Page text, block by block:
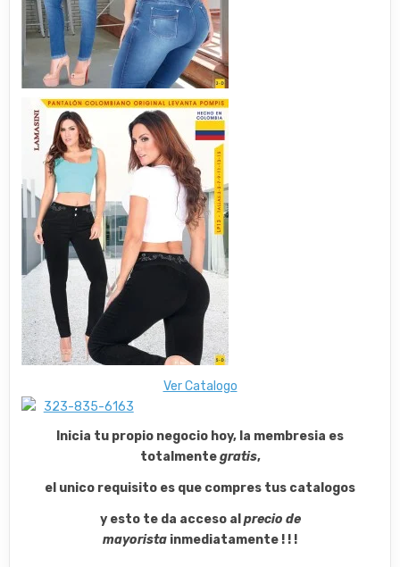
Ver Catalogo
Inicia tu propio negocio hoy, la membresia es
totalmentegratis,
el unico requisito es que compres tus catalogos
y esto te da acceso al precio de
mayorista inmediatamente ! ! !